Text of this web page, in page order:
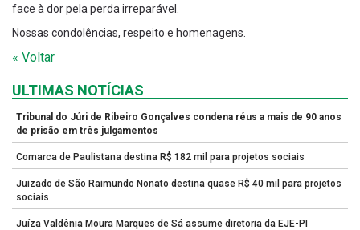
face à dor pela perda irreparável.
Nossas condolências, respeito e homenagens.
« Voltar
ULTIMAS NOTÍCIAS
Tribunal do Júri de Ribeiro Gonçalves condena réus a mais de 90 anos
de prisão em três julgamentos
Comarca de Paulistana destina R$ 182 mil para projetos sociais
Juizado de São Raimundo Nonato destina quase R$ 40 mil para projetos
sociais
Juíza Valdênia Moura Marques de Sá assume diretoria da EJE-PI